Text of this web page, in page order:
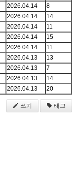
2026.04.14
8
2026.04.14
14
2026.04.14
11
2026.04.14
15
2026.04.14
11
2026.04.13
13
2026.04.13
7
2026.04.13
14
2026.04.13 20
쓰기 태그